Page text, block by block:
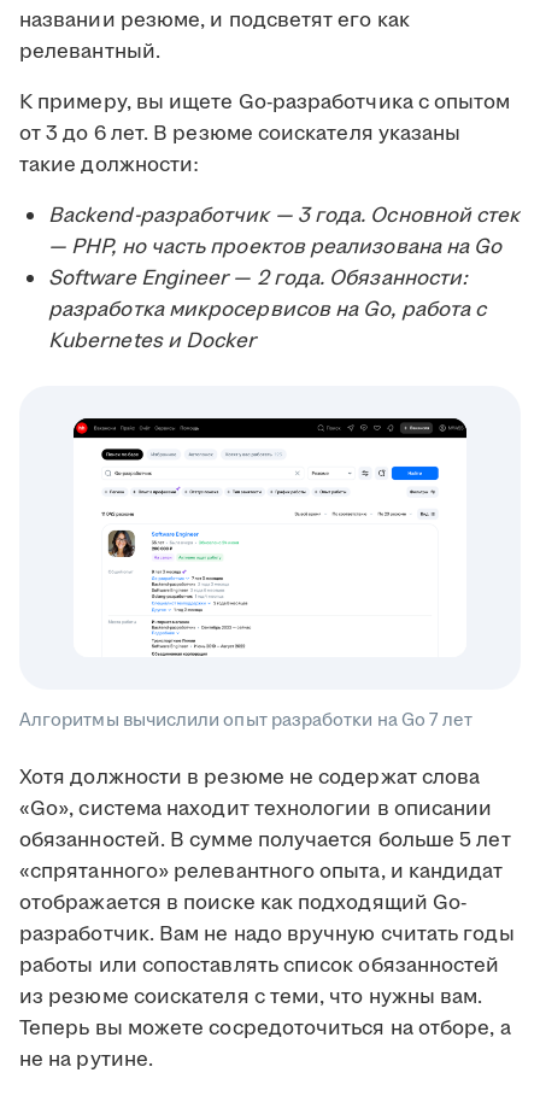
названии резюме, и подсветят его как
релевантный.
К примеру, вы ищете Go-разработчика с опытом
от 3 до 6 лет. В резюме соискателя указаны
такие должности:
Backend-разработчик — 3 года. Основной стек
— PHP, но часть проектов реализована на Go
Software Engineer — 2 года. Обязанности:
разработка микросервисов на Go, работа с
Kubernetes и Docker
Алгоритмы вычислили опыт разработки на Go 7 лет
Хотя должности в резюме не содержат слова
«Go», система находит технологии в описании
обязанностей. В сумме получается больше 5 лет
«спрятанного» релевантного опыта, и кандидат
отображается в поиске как подходящий Go-
разработчик. Вам не надо вручную считать годы
работы или сопоставлять список обязанностей
из резюме соискателя с теми, что нужны вам.
Теперь вы можете сосредоточиться на отборе, а
не на рутине.